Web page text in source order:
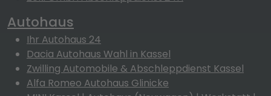
Autohaus
Ihr Autohaus 24
Dacia Autohaus Wahl in Kassel
Zwilling Automobile & Abschleppdienst Kassel
Alfa Romeo Autohaus Glinicke